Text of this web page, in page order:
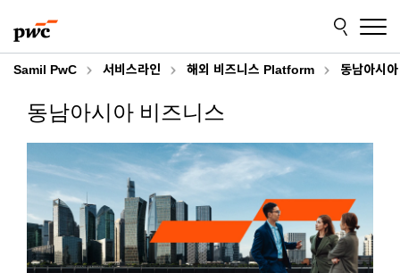
to
content
to
footer
Samil PwC 서비스라인 해외 비즈니스 Platform 동남아시
동남아시아 비즈니스